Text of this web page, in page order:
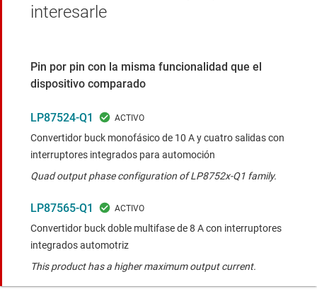
interesarle
Pin por pin con la misma funcionalidad que el
dispositivo comparado
LP87524-Q1
Convertidor buck monofásico de 10 A y cuatro salidas con
interruptores integrados para automoción
Quad output phase configuration of LP8752x-Q1 family.
LP87565-Q1
Convertidor buck doble multifase de 8 A con interruptores
integrados automotriz
This product has a higher maximum output current.